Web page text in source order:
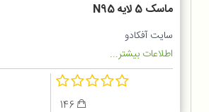
ماسک 5 لایه N95
سایت آفکادو
اطلاعات بیشتر...